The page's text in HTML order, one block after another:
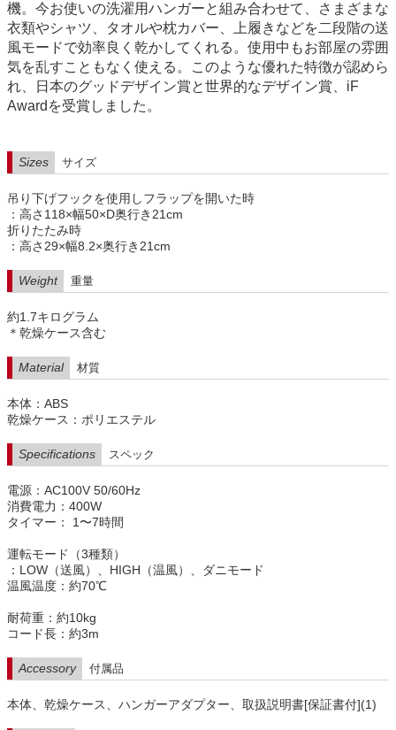
機。今お使いの洗濯用ハンガーと組み合わせて、さまざまな
衣類やシャツ、タオルや枕カバー、上履きなどを二段階の送
風モードで効率良く乾かしてくれる。使用中もお部屋の雰囲
気を乱すこともなく使える。このような優れた特徴が認めら
れ、日本のグッドデザイン賞と世界的なデザイン賞、iF
Awardを受賞しました。
Sizes サイズ
吊り下げフックを使用しフラップを開いた時
：高さ118×幅50×D奥行き21cm
折りたたみ時
：高さ29×幅8.2×奥行き21cm
Weight 重量
約1.7キログラム
＊乾燥ケース含む
Material 材質
本体：ABS
乾燥ケース：ポリエステル
Specifications スペック
電源：AC100V 50/60Hz
消費電力：400W
タイマー： 1〜7時間
運転モード（3種類）
：LOW（送風）、HIGH（温風）、ダニモード
温風温度：約70℃
耐荷重：約10kg
コード長：約3m
Accessory 付属品
本体、乾燥ケース、ハンガーアダプター、取扱説明書[保証書付](1)